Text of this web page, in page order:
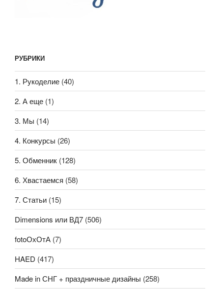
РУБРИКИ
1. Рукоделие (40)
2. А еще (1)
3. Мы (14)
4. Конкурсы (26)
5. Обменник (128)
6. Хвастаемся (58)
7. Статьи (15)
Dimensions или ВД7 (506)
fotoОхОтА (7)
HAED (417)
Made in СНГ + праздничные дизайны (258)